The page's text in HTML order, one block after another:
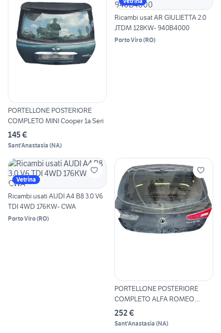
PORTELLONE POSTERIORE
COMPLETO MINI Cooper 1a Seri
145 €
Sant'Anastasia (NA)
Ricambi usat AR GIULIETTA 2.0
JTDM 128KW- 940B4000
Porto Viro(RO)
Vetrina
Ricambi usati AUDI A4 B8 3.0 V6
TDI 4WD 176KW- CWA
Porto Viro(RO)
PORTELLONE POSTERIORE
COMPLETO ALFA ROMEO
Giuliett
252 €
Sant'Anastasia (NA)